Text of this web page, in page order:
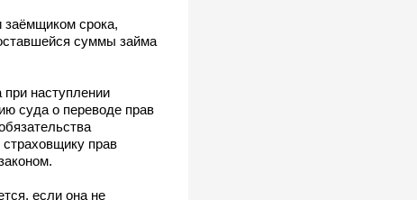
заёмщиком срока,
суммы займа
при наступлении
суда о переводе прав
прав
если она не